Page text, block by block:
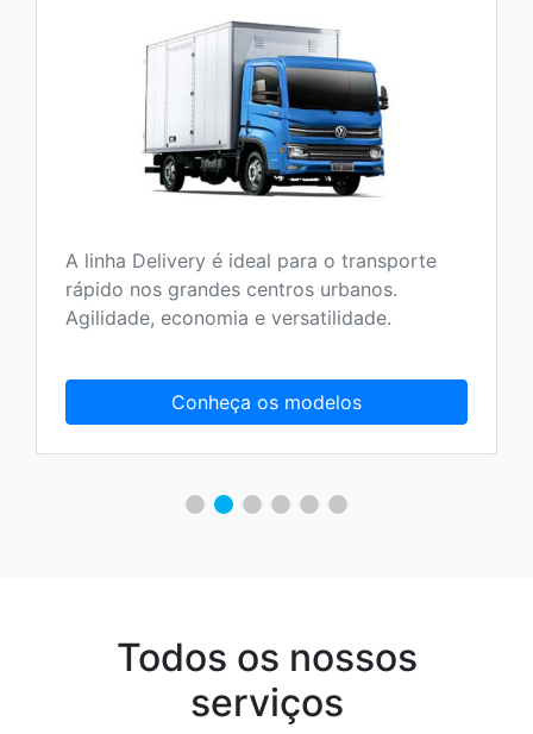
A linha Delivery é ideal para o transporte
rápido nos grandes centros urbanos.
Agilidade, economia e versatilidade.
Conheça os modelos
Todos os nossos
serviços